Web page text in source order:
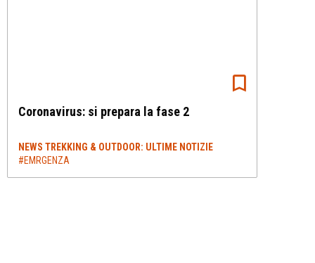
Coronavirus: si prepara la fase 2
NEWS TREKKING & OUTDOOR: ULTIME NOTIZIE
#EMRGENZA